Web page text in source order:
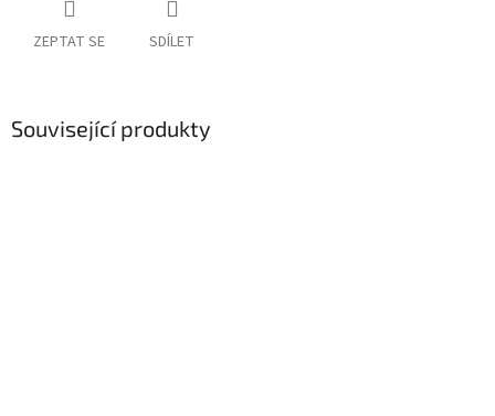
ZEPTAT SE SDÍLET
Související produkty